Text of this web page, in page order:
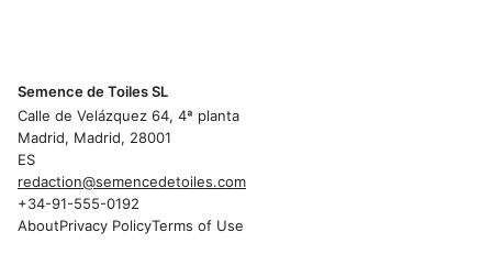
Semence de Toiles SL
Calle de Velázquez 64, 4ª planta
Madrid, Madrid, 28001
ES
redaction@semencedetoiles.com
+34-91-555-0192
AboutPrivacy PolicyTerms of Use